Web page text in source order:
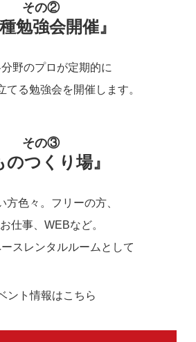
その②
種勉強会開催』
野のプロが定期的に
てる勉強会を開催します。
その③
のつくり場』
方色々。フリーの方、
お仕事、WEBなど。
スレンタルルームとして
ント情報はこちら